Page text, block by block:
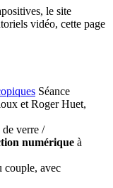
le site
vidéo, cette page
Séance
et Roger Huet,
de verre /
numérique à
couple, avec